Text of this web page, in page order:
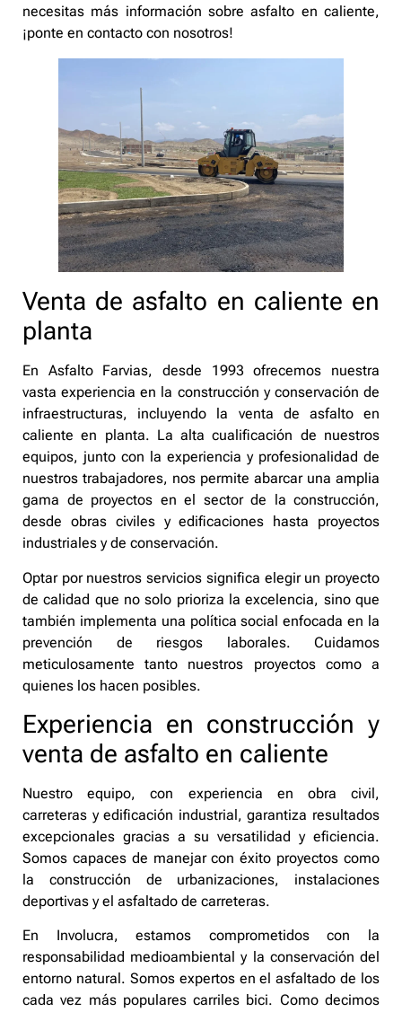
necesitas más información sobre asfalto en caliente,
¡ponte en contacto con nosotros!
Venta de asfalto en caliente en
planta
En Asfalto Farvias, desde 1993 ofrecemos nuestra
vasta experiencia en la construcción y conservación de
infraestructuras, incluyendo la venta de asfalto en
caliente en planta. La alta cualificación de nuestros
equipos, junto con la experiencia y profesionalidad de
nuestros trabajadores, nos permite abarcar una amplia
gama de proyectos en el sector de la construcción,
desde obras civiles y edificaciones hasta proyectos
industriales y de conservación.
Optar por nuestros servicios significa elegir un proyecto
de calidad que no solo prioriza la excelencia, sino que
también implementa una política social enfocada en la
prevención de riesgos laborales. Cuidamos
meticulosamente tanto nuestros proyectos como a
quienes los hacen posibles.
Experiencia en construcción y
venta de asfalto en caliente
Nuestro equipo, con experiencia en obra civil,
carreteras y edificación industrial, garantiza resultados
excepcionales gracias a su versatilidad y eficiencia.
Somos capaces de manejar con éxito proyectos como
la construcción de urbanizaciones, instalaciones
deportivas y el asfaltado de carreteras.
En Involucra, estamos comprometidos con la
responsabilidad medioambiental y la conservación del
entorno natural. Somos expertos en el asfaltado de los
cada vez más populares carriles bici. Como decimos